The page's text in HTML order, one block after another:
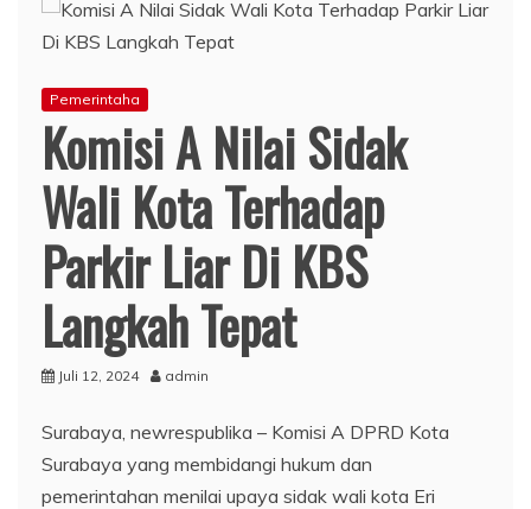
Pemerintaha
Komisi A Nilai Sidak
Wali Kota Terhadap
Parkir Liar Di KBS
Langkah Tepat
Juli 12, 2024 admin
Surabaya, newrespublika – Komisi A DPRD Kota
Surabaya yang membidangi hukum dan
pemerintahan menilai upaya sidak wali kota Eri